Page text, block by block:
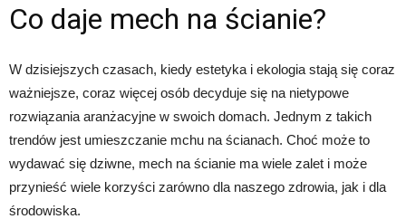
Co daje mech na ścianie?
W dzisiejszych czasach, kiedy estetyka i ekologia stają się coraz
ważniejsze, coraz więcej osób decyduje się na nietypowe
rozwiązania aranżacyjne w swoich domach. Jednym z takich
trendów jest umieszczanie mchu na ścianach. Choć może to
wydawać się dziwne, mech na ścianie ma wiele zalet i może
przynieść wiele korzyści zarówno dla naszego zdrowia, jak i dla
środowiska.